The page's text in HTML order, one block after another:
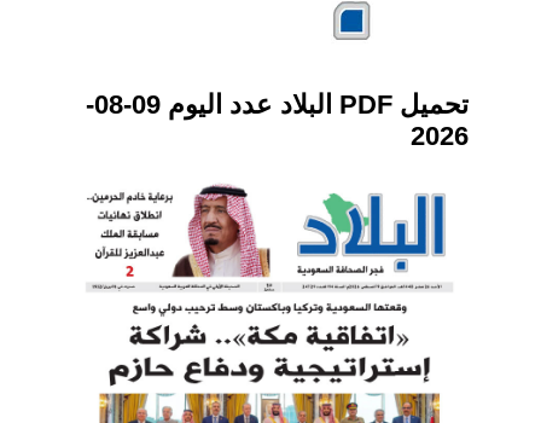
تحميل PDF البلاد عدد اليوم 09-08-
2026